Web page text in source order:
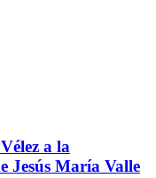
a la
Jesús María Valle